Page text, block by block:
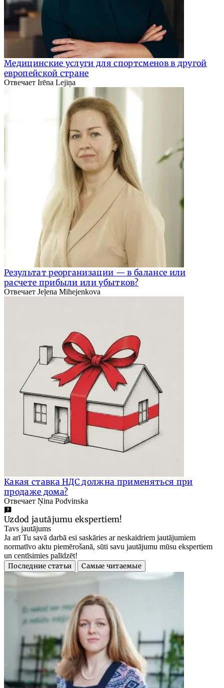
Медицинские услуги для спортсменов в другой
европейской стране
Отвечает Irēna Lejiņa
Результат реорганизации — в балансе или
расчете прибыли или убытков?
Отвечает Jeļena Mihejenkova
Какая ставка НДС должна применяться при
продаже дома?
Отвечает Ņina Podvinska
Uzdod jautājumu ekspertiem!
Tavs jautājums
Ja arī Tu savā darbā esi saskāries ar neskaidriem jautājumiem
normatīvo aktu piemērošanā, sūti savu jautājumu mūsu ekspertiem
un centīsimies palīdzēt!
Последние статьи
Самые читаемые